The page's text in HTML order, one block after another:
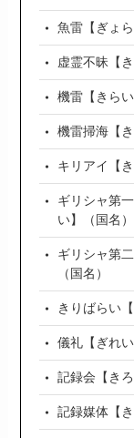
魚雷【ぎょ
虚霊不昧【
機雷【きらい
機雷掃海【
キリアイ【
ギリシャ第
い】（国名）
ギリシャ第
（国名）
きりばらい
儀礼【ぎれい
記録会【き
記録媒体【